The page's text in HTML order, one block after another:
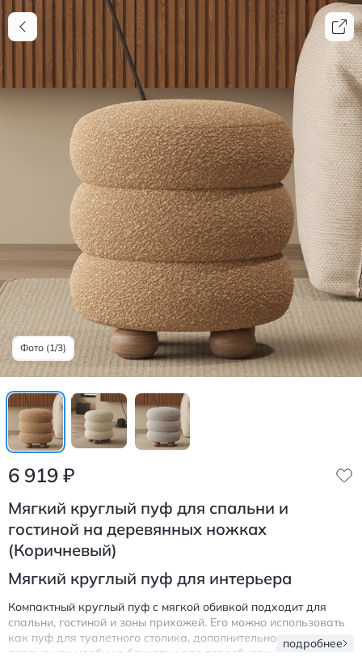
Фото (1/3)
6 919 ₽
Мягкий круглый пуф для спальни и
гостиной на деревянных ножках
(Коричневый)
Мягкий круглый пуф для интерьера
Компактный круглый пуф с мягкой обивкой подходит для
спальни, гостиной и зоны прихожей. Его можно использовать
как пуф для туалетного столика, дополнительное сиденье у
дивана или удобную банкетку для переобувания.
подробнее